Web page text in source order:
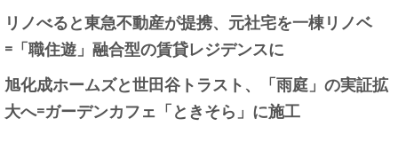
リノべると東急不動産が提携、元社宅を一棟リノベ
=「職住遊」融合型の賃貸レジデンスに
旭化成ホームズと世田谷トラスト、「雨庭」の実証拡
大へ=ガーデンカフェ「ときそら」に施工